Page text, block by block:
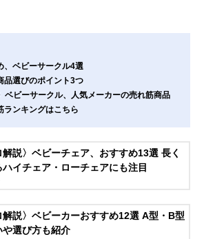
、ベビーサークル4選
品選びのポイント3つ
ベビーサークル、人気メーカーの売れ筋商品
ランキングはこちら
解説〉ベビーチェア、おすすめ13選 長く
ハイチェア・ローチェアにも注目
解説〉ベビーカーおすすめ12選 A型・B型
や選び方も紹介